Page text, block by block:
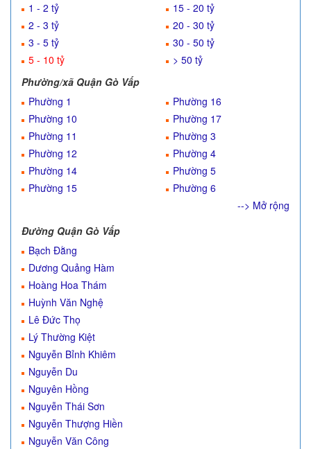
1 - 2 tỷ
2 - 3 tỷ
3 - 5 tỷ
5 - 10 tỷ
15 - 20 tỷ
20 - 30 tỷ
30 - 50 tỷ
> 50 tỷ
Phường/xã Quận Gò Vấp
Phường 1
Phường 10
Phường 11
Phường 12
Phường 14
Phường 15
Phường 16
Phường 17
Phường 3
Phường 4
Phường 5
Phường 6
--> Mở rộng
Đường Quận Gò Vấp
Bạch Đằng
Dương Quảng Hàm
Hoàng Hoa Thám
Huỳnh Văn Nghệ
Lê Đức Thọ
Lý Thường Kiệt
Nguyễn Bỉnh Khiêm
Nguyễn Du
Nguyên Hồng
Nguyễn Thái Sơn
Nguyễn Thượng Hiền
Nguyễn Văn Công